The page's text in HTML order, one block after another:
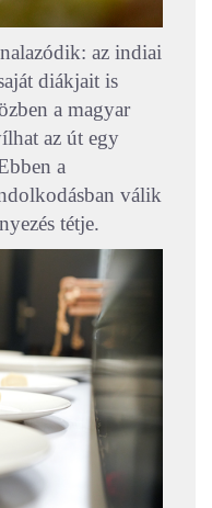
az indiai
diákjait is
a magyar
az út egy
a
válik
tétje.